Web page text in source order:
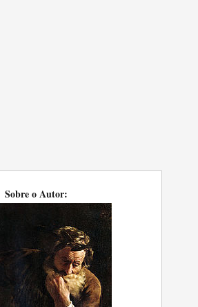
Sobre o Autor: